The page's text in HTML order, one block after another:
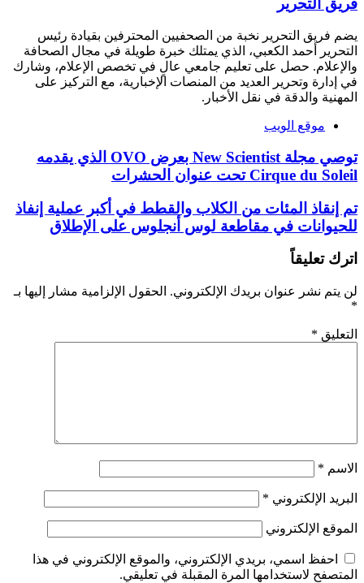
يضم فريق التحرير نخبة من الصحفيين المحترفين بقيادة رئيس
التحرير أحمد الكعبي، الذي يمتلك خبرة طويلة في مجال الصحافة
والإعلام. حصل على تعليم جامعي عالٍ في تخصص الإعلام، وشارك
في إدارة وتحرير العديد من المنصات الإخبارية، مع التركيز على
المهنية والدقة في نقل الأخبار.
موقع الويب
توصي مجلة New Scientist بعرض OVO الذي يقدمه
Cirque du Soleil تحت عنوان الحشرات
تم إنقاذ المئات من الكلاب والقطط في أكبر عملية إنفاذ
للحيوانات في مقاطعة لوس أنجلوس على الإطلاق
اترك تعليقاً
لن يتم نشر عنوان بريدك الإلكتروني. الحقول الإلزامية مشار إليها بـ
*
التعليق *
الاسم *
البريد الإلكتروني *
الموقع الإلكتروني
احفظ اسمي، بريدي الإلكتروني، والموقع الإلكتروني في هذا
المتصفح لاستخدامها المرة المقبلة في تعليقي.